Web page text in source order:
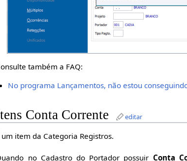
também a FAQ:
No programa Lançamentos, não estou
Conta Corrente editar
um item da Categoria Registros.
no Cadastro do Portador possuir Conta